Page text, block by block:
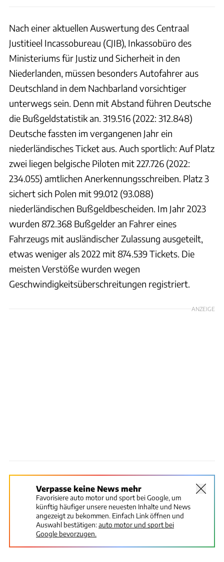
Nach einer aktuellen Auswertung des Centraal
Justitieel Incassobureau (CJIB), Inkassobüro des
Ministeriums für Justiz und Sicherheit in den
Niederlanden, müssen besonders Autofahrer aus
Deutschland in dem Nachbarland vorsichtiger
unterwegs sein. Denn mit Abstand führen Deutsche
die Bußgeldstatistik an. 319.516 (2022: 312.848)
Deutsche fassten im vergangenen Jahr ein
niederländisches Ticket aus. Auch sportlich: Auf Platz
zwei liegen belgische Piloten mit 227.726 (2022:
234.055) amtlichen Anerkennungsschreiben. Platz 3
sichert sich Polen mit 99.012 (93.088)
niederländischen Bußgeldbescheiden. Im Jahr 2023
wurden 872.368 Bußgelder an Fahrer eines
Fahrzeugs mit ausländischer Zulassung ausgeteilt,
etwas weniger als 2022 mit 874.539 Tickets. Die
meisten Verstöße wurden wegen
Geschwindigkeitsüberschreitungen registriert.
ANZEIGE
Verpasse keine News mehr
Favorisiere auto motor und sport bei Google, um
künftig häufiger unsere neuesten Inhalte und News
angezeigt zu bekommen. Einfach Link öffnen und
Auswahl bestätigen:auto motor und sport bei
Google bevorzugen.